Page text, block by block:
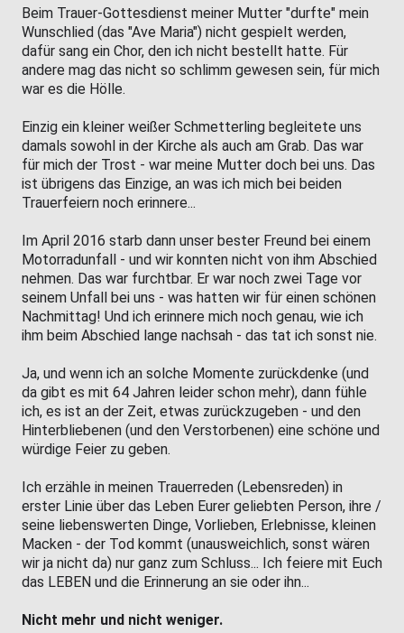
Beim Trauer-Gottesdienst meiner Mutter "durfte" mein
Wunschlied (das "Ave Maria") nicht gespielt werden,
dafür sang ein Chor, den ich nicht bestellt hatte. Für
andere mag das nicht so schlimm gewesen sein, für mich
war es die Hölle.
Einzig ein kleiner weißer Schmetterling begleitete uns
damals sowohl in der Kirche als auch am Grab. Das war
für mich der Trost - war meine Mutter doch bei uns. Das
ist übrigens das Einzige, an was ich mich bei beiden
Trauerfeiern noch erinnere...
Im April 2016 starb dann unser bester Freund bei einem
Motorradunfall - und wir konnten nicht von ihm Abschied
nehmen. Das war furchtbar. Er war noch zwei Tage vor
seinem Unfall bei uns - was hatten wir für einen schönen
Nachmittag! Und ich erinnere mich noch genau, wie ich
ihm beim Abschied lange nachsah - das tat ich sonst nie.
Ja, und wenn ich an solche Momente zurückdenke (und
da gibt es mit 64 Jahren leider schon mehr), dann fühle
ich, es ist an der Zeit, etwas zurückzugeben - und den
Hinterbliebenen (und den Verstorbenen) eine schöne und
würdige Feier zu geben.
Ich erzähle in meinen Trauerreden (Lebensreden) in
erster Linie über das Leben Eurer geliebten Person, ihre /
seine liebenswerten Dinge, Vorlieben, Erlebnisse, kleinen
Macken - der Tod kommt (unausweichlich, sonst wären
wir ja nicht da) nur ganz zum Schluss... Ich feiere mit Euch
das LEBEN und die Erinnerung an sie oder ihn...
Nicht mehr und nicht weniger.